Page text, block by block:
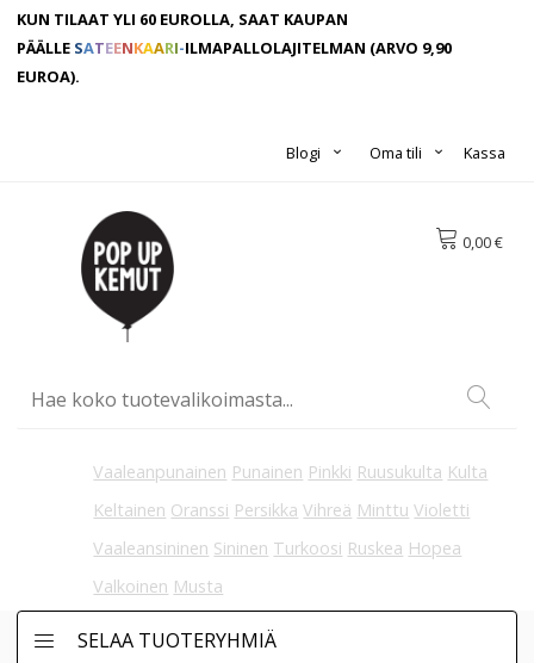
KUN TILAAT YLI 60 EUROLLA, SAAT KAUPAN
PÄÄLLE SATEENKAARI-ILMAPALLOLAJITELMAN (ARVO 9,90
EUROA).
Kassa
Oma tili
Blogi
0,00 €
Vaaleanpunainen Punainen Pinkki Ruusukulta Kulta
Keltainen Oranssi Persikka Vihreä Minttu Violetti
Vaaleansininen Sininen Turkoosi Ruskea Hopea
Valkoinen Musta
SELAA TUOTERYHMIÄ